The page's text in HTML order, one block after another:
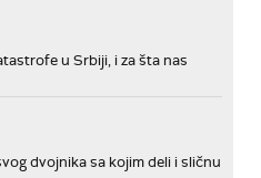
u Srbiji, i za šta nas
dvojnika sa kojim deli i sličnu